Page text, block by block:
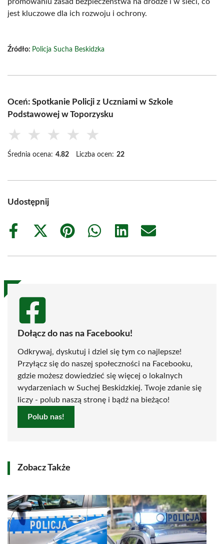
jest kluczowe dla ich rozwoju i ochrony.
Źródło: Policja Sucha Beskidzka
Oceń: Spotkanie Policji z Uczniami w Szkole
Podstawowej w Toporzysku
★ ★ ★ ★ ★
Średnia ocena: 4.82 Liczba ocen: 22
Udostępnij
Share
Share
(Twitter)
Share
Share
Share
Share
Dołącz do nas na Facebooku!
Odkrywaj, dyskutuj i dziel się tym co najlepsze!
Przyłącz się do naszej społeczności na Facebooku,
gdzie możesz dowiedzieć się więcej o lokalnych
wydarzeniach w Suchej Beskidzkiej. Twoje zdanie się
liczy - polub naszą stronę i bądź na bieżąco!
Polub nas!
Zobacz Także